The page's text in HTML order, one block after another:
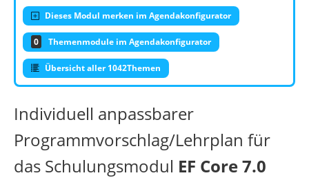
Dieses Modul merken im Agendakonfigurator
0 Themenmodule im Agendakonfigurator
Übersicht aller 1042Themen
Individuell anpassbarer
Programmvorschlag/Lehrplan für
das Schulungsmodul EF Core 7.0